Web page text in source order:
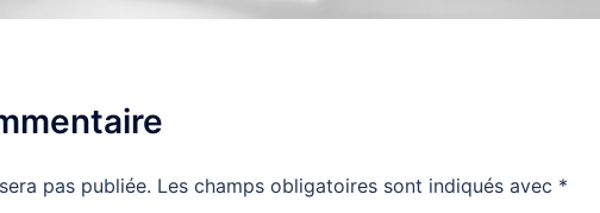
pas publiée. Les champs obligatoires sont indiqués avec *